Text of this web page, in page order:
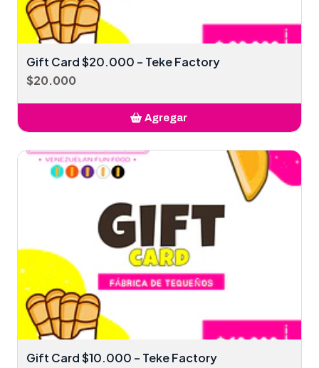
Gift Card $20.000 – Teke Factory
$20.000
Agregar
Gift Card $10.000 – Teke Factory